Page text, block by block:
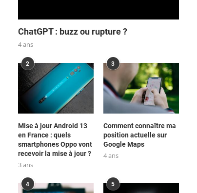
ChatGPT : buzz ou rupture ?
4 ans
2
Mise à jour Android 13
en France : quels
smartphones Oppo vont
recevoir la mise à jour ?
3 ans
3
Comment connaître ma
position actuelle sur
Google Maps
4 ans
4 5